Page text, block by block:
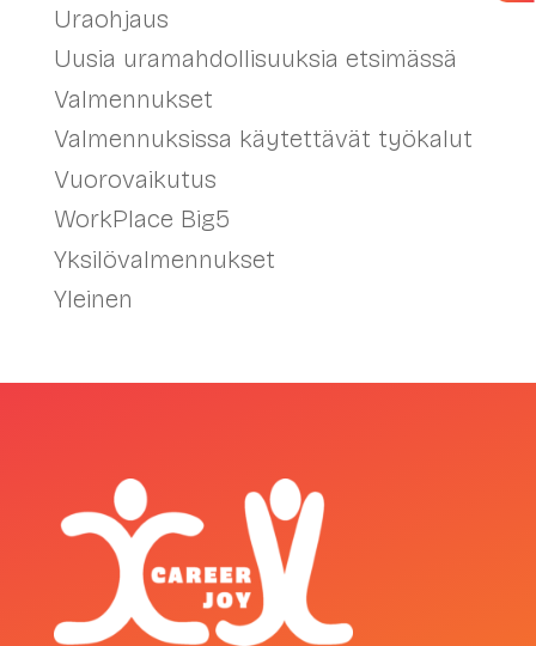
Uraohjaus
Uusia uramahdollisuuksia etsimässä
Valmennukset
Valmennuksissa käytettävät työkalut
Vuorovaikutus
WorkPlace Big5
Yksilövalmennukset
Yleinen